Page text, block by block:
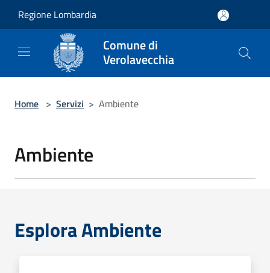
Regione Lombardia
Comune di
Verolavecchia
Home > Servizi > Ambiente
Ambiente
Esplora Ambiente